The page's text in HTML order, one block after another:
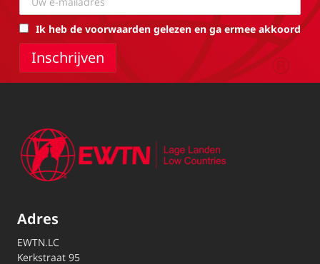
Ik heb de voorwaarden gelezen en ga ermee akkoord
Adres
EWTN.LC
Kerkstraat 95